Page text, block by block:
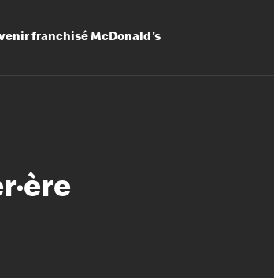
franchiséMcDonald's